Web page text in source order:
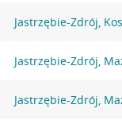
Jastrzębie-Zdrój,
Jastrzębie-Zdrój,
Jastrzębie-Zdrój,